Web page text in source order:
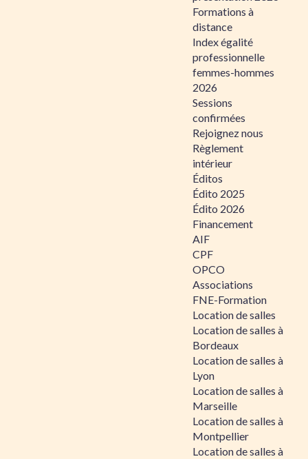
Formations à
distance
Index égalité
professionnelle
femmes-hommes
2026
Sessions
confirmées
Rejoignez nous
Règlement
intérieur
Éditos
Édito 2025
Édito 2026
Financement
AIF
CPF
OPCO
Associations
FNE-Formation
Location de salles
Location de salles à
Bordeaux
Location de salles à
Lyon
Location de salles à
Marseille
Location de salles à
Montpellier
Location de salles à